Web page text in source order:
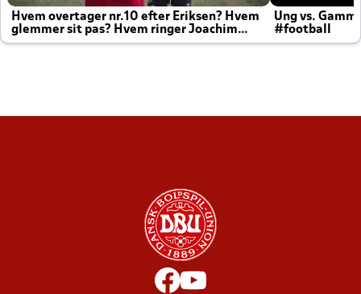
Hvem overtager nr.10 efter Eriksen? Hvem
glemmer sit pas? Hvem ringer Joachim
altid til efter kampe?
Ung vs.
#football